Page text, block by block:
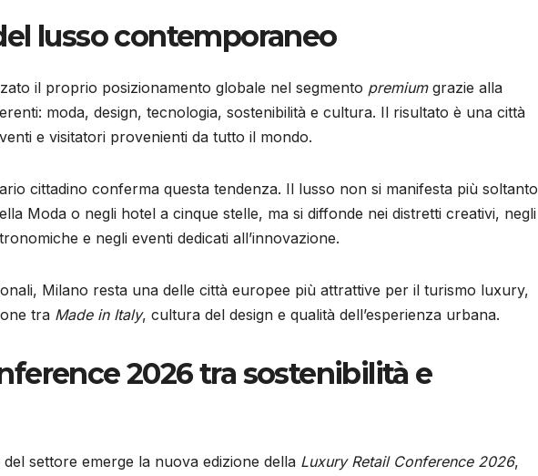
lusso contemporaneo
il proprio posizionamento globale nel segmento premiumgrazie alla
moda, design, tecnologia, sostenibilità e cultura. Il risultato è una città
e visitatori provenienti da tutto il mondo.
cittadino conferma questa tendenza. Il lusso non si manifesta più soltanto
Moda o negli hotel a cinque stelle, ma si diffonde nei distretti creativi, negli
e negli eventi dedicati all’innovazione.
Milano resta una delle città europee più attrattive per il turismo luxury,
tra Made in Italy, cultura del design e qualità dell’esperienza urbana.
2026 tra sostenibilità e
settore emerge la nuova edizione della Luxury Retail Conference 2026,